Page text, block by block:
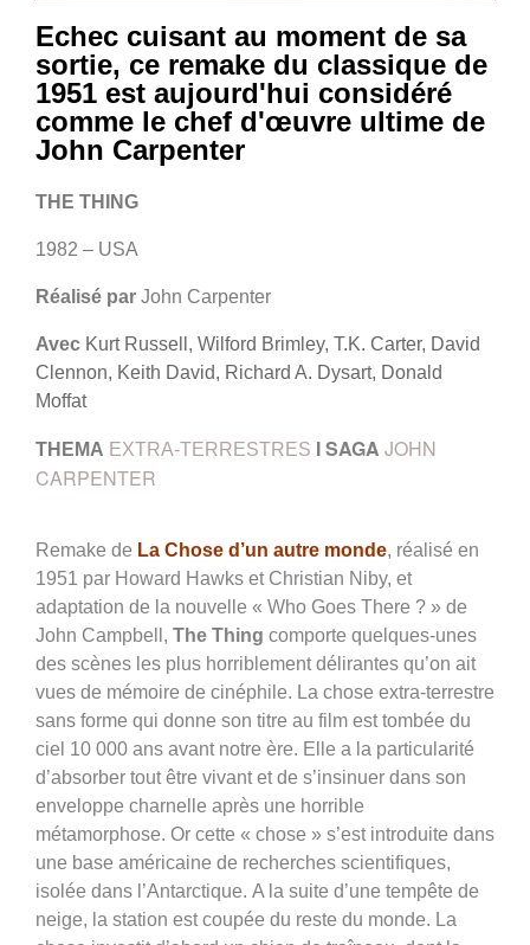
Echec cuisant au moment de sa
sortie, ce remake du classique de
1951 est aujourd'hui considéré
comme le chef d'œuvre ultime de
John Carpenter
THE THING
1982 – USA
Réalisé par John Carpenter
Avec Kurt Russell, Wilford Brimley, T.K. Carter, David
Clennon, Keith David, Richard A. Dysart, Donald
Moffat
THEMA EXTRA-TERRESTRES I SAGA JOHN
CARPENTER
Remake de La Chose d’un autre monde, réalisé en
1951 par Howard Hawks et Christian Niby, et
adaptation de la nouvelle « Who Goes There ? » de
John Campbell, The Thing comporte quelques-unes
des scènes les plus horriblement délirantes qu’on ait
vues de mémoire de cinéphile. La chose extra-terrestre
sans forme qui donne son titre au film est tombée du
ciel 10 000 ans avant notre ère. Elle a la particularité
d’absorber tout être vivant et de s’insinuer dans son
enveloppe charnelle après une horrible
métamorphose. Or cette « chose » s’est introduite dans
une base américaine de recherches scientifiques,
isolée dans l’Antarctique. A la suite d’une tempête de
neige, la station est coupée du reste du monde. La